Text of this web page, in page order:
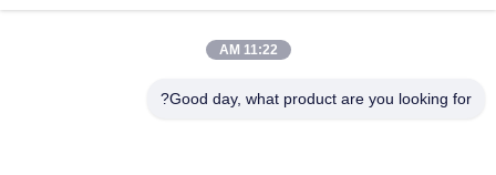
11:22 AM
Good day, what product are you looking for?